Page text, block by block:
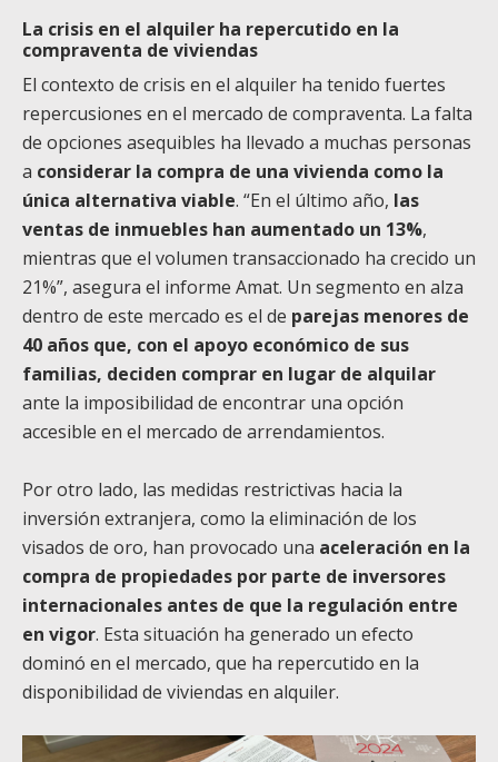
La crisis en el alquiler ha repercutido en la
compraventa de viviendas
El contexto de crisis en el alquiler ha tenido fuertes
repercusiones en el mercado de compraventa. La falta
de opciones asequibles ha llevado a muchas personas
a considerar la compra de una vivienda como la
única alternativa viable. “En el último año, las
ventas de inmuebles han aumentado un 13%,
mientras que el volumen transaccionado ha crecido un
21%”, asegura el informe Amat. Un segmento en alza
dentro de este mercado es el de parejas menores de
40 años que, con el apoyo económico de sus
familias, deciden comprar en lugar de alquilar
ante la imposibilidad de encontrar una opción
accesible en el mercado de arrendamientos.
Por otro lado, las medidas restrictivas hacia la
inversión extranjera, como la eliminación de los
visados de oro, han provocado una aceleración en la
compra de propiedades por parte de inversores
internacionales antes de que la regulación entre
en vigor. Esta situación ha generado un efecto
dominó en el mercado, que ha repercutido en la
disponibilidad de viviendas en alquiler.